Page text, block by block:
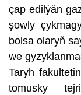
çap edilýän
şowly
bolsa olaryň
we
Taryh
tomusky